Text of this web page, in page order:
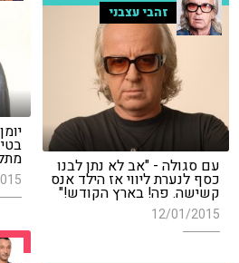
זהבי עצבני
עם סגולה - "אב לא נתן לבנו
כסף לנערת ליווי אז הילד אנס
קשישה. פה! בארץ הקודש!"
12/01/2015